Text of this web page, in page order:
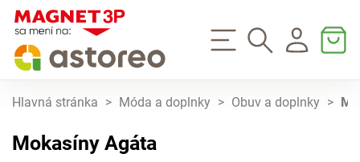
Hlavná stránka > Móda a doplnky > Obuv a doplnky >
Mokasíny Agáta